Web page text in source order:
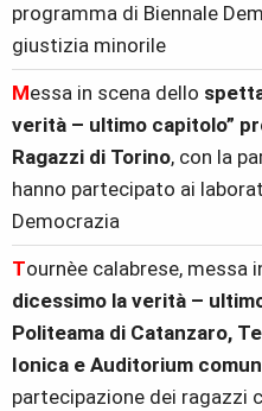
programma di Biennale
giustizia minorile
Messa in scena dello
verità – ultimo capitolo”
Ragazzi di Torino, con la
hanno partecipato ai
Democrazia
Tournèe calabrese, messa
dicessimo la verità –
Politeama di Catanzaro,
Ionica e Auditorium
partecipazione dei ragazzi